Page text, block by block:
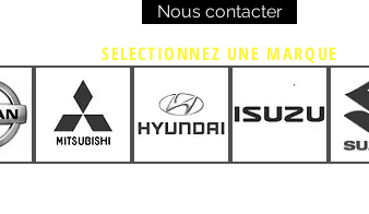
Nous contacter
SELECTIONNEZ UNE MARQUE